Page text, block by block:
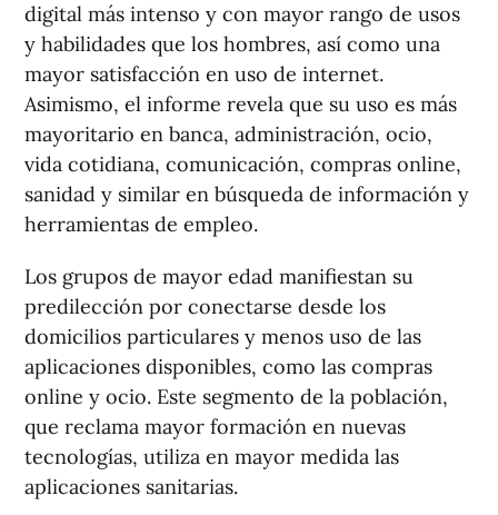
digital más intenso y con mayor rango de usos
y habilidades que los hombres, así como una
mayor satisfacción en uso de internet.
Asimismo, el informe revela que su uso es más
mayoritario en banca, administración, ocio,
vida cotidiana, comunicación, compras online,
sanidad y similar en búsqueda de información y
herramientas de empleo.
Los grupos de mayor edad manifiestan su
predilección por conectarse desde los
domicilios particulares y menos uso de las
aplicaciones disponibles, como las compras
online y ocio. Este segmento de la población,
que reclama mayor formación en nuevas
tecnologías, utiliza en mayor medida las
aplicaciones sanitarias.